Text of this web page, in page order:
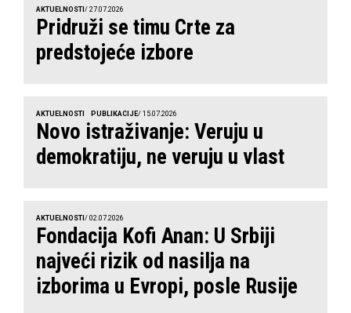
AKTUELNOSTI / 27.07.2026
Pridruži se timu Crte za
predstojeće izbore
AKTUELNOSTI PUBLIKACIJE/ 15.07.2026
Novo istraživanje: Veruju u
demokratiju, ne veruju u vlast
AKTUELNOSTI / 02.07.2026
Fondacija Kofi Anan: U Srbiji
najveći rizik od nasilja na
izborima u Evropi, posle Rusije